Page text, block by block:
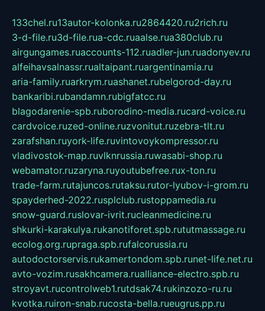
133chel.ru13autor-kolonka.ru2864420.ru2rich.ru
3-d-file.ru3d-file.rua-cdc.ruaalse.rua380club.ru
airgungames.ruaccounts-112.ruadler-jun.ruadonyev.ru
alfeihavsalnassr.rualtaipant.ruargentinamia.ru
aria-family.ruarkrym.ruashanet.rubelgorod-day.ru
bankaribi.rubandamn.rubigfatcc.ru
blagodarenie-spb.ruborodino-media.rucard-voice.ru
cardvoice.ruzed-online.ruzvonitut.ruzebra-tlt.ru
zarafshan.ruyork-life.ruvintovoykompressor.ru
vladivostok-map.ruvlknrussia.ruwasabi-shop.ru
webamator.ruzaryna.ruyoutubefree.rux-ton.ru
trade-farm.rutajuncos.rutaksu.rutor-lyubov-i-grom.ru
spayderhed-2022.rusplclub.rustoppamedia.ru
snow-guard.ruslovar-ivrit.rucleanmedicine.ru
shkurki-karakulya.rukanotiforet.spb.rututmassage.ru
ecolog.org.rupraga.spb.rufalcorussia.ru
autodoctorservis.rukamertondom.spb.runet-life.net.ru
avto-vozim.rusakhcamera.rualliance-electro.spb.ru
stroyavt.rucontrolweb1.rutdsak74.rukinzozo-ru.ru
kvotka.ruiron-snab.rucosta-bella.rueugrus.pp.ru